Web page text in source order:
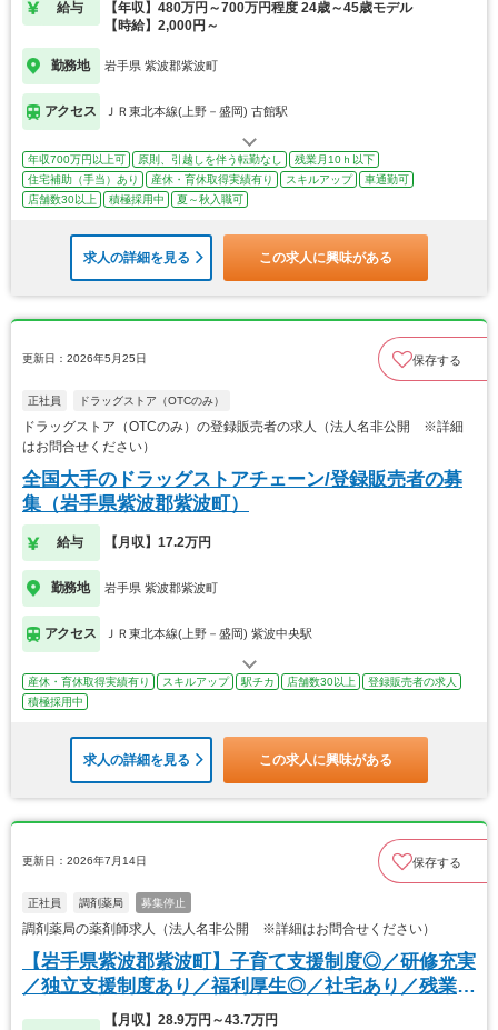
給与
【年収】480万円～700万円程度 24歳～45歳モデル
【時給】2,000円～
勤務地 岩手県 紫波郡紫波町
アクセス ＪＲ東北本線(上野－盛岡) 古館駅
年収700万円以上可 原則、引越しを伴う転勤なし
残業月10ｈ以下
住宅補助（手当）あり
産休・育休取得実績有り スキルアップ
車通勤可
店舗数30以上
積極採用中 夏～秋入職可
求人の詳細を見る この求人に興味がある
更新日：2026年5月25日 保存する
正社員 ドラッグストア（OTCのみ）
ドラッグストア（OTCのみ）の登録販売者の求人（法人名非公開 ※詳細
はお問合せください）
全国大手のドラッグストアチェーン/登録販売者の募
集（岩手県紫波郡紫波町）
給与 【月収】17.2万円
勤務地 岩手県 紫波郡紫波町
アクセス ＪＲ東北本線(上野－盛岡) 紫波中央駅
産休・育休取得実績有り スキルアップ 駅チカ 店舗数30以上
登録販売者の求人
積極採用中
求人の詳細を見る この求人に興味がある
更新日：2026年7月14日 保存する
正社員 調剤薬局 募集停止
調剤薬局の薬剤師求人（法人名非公開 ※詳細はお問合せください）
【岩手県紫波郡紫波町】子育て支援制度◎／研修充実
／独立支援制度あり／福利厚生◎／社宅あり／残業少
【月収】28.9万円～43.7万円